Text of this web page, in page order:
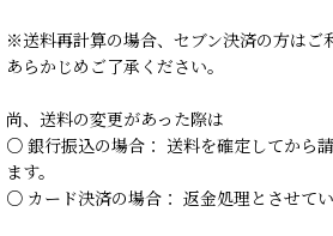
※送料再計算の場合、セブン決済の方はご
あらかじめご了承ください。
尚、送料の変更があった際は
○ 銀行振込の場合： 送料を確定してから
ます。
○ カード決済の場合： 返金処理とさせてい